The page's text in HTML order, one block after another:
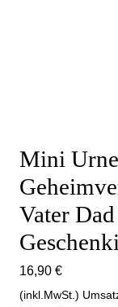
Mini
Vater
16,90 €
(inkl.MwSt.)